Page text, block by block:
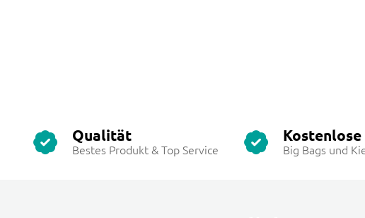
Qualität
Bestes Produkt & Top Service Big Bags und